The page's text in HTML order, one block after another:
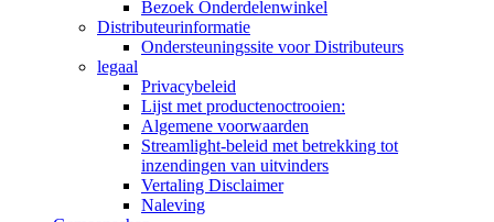
Bezoek Onderdelenwinkel
Distributeurinformatie
Ondersteuningssite voor Distributeurs
legaal
Privacybeleid
Lijst met productenoctrooien:
Algemene voorwaarden
Streamlight-beleid met betrekking tot
inzendingen van uitvinders
Vertaling Disclaimer
Naleving